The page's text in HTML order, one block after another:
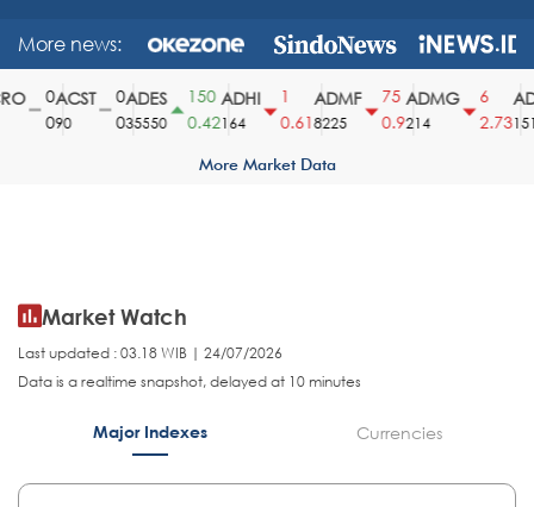
More news:
ACST
90
ADES
35550
150
0.42
ADHI
164
0.61
ADMF
8225
75
0.9
ADMG
214
2.731510
More Market Data
Market Watch
Last updated : 03.18 WIB | 24/07/2026
Data is a realtime snapshot, delayed at 10 minutes
Major Indexes Currencies